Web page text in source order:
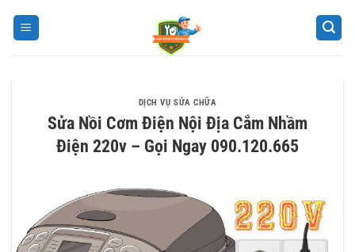
DỊCH VỤ SỬA CHỮA
Sửa Nồi Cơm Điện Nội Địa Cắm Nhầm
Điện 220v – Gọi Ngay 090.120.665